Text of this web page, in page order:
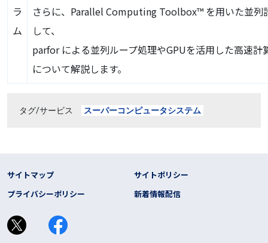
ラ
ム
さらに、Parallel Computing Toolbox™ を用いた並列
して、
parfor による並列ループ処理やGPUを活用した高速計
について解説します。
タグ/サービス スーパーコンピュータシステム
フッター リンク
サイトマップ
サイトポリシー
プライバシーポリシー
新着情報配信